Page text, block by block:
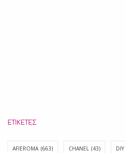
ΕΤΙΚΈΤΕΣ
AFIEROMA (663) CHANEL (43) DIY